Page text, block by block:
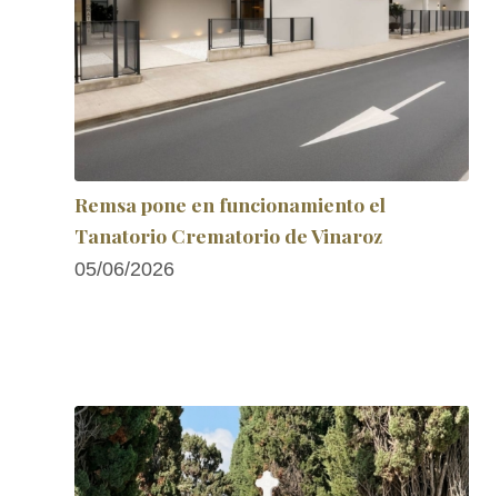
Remsa pone en funcionamiento el
Tanatorio Crematorio de Vinaroz
05/06/2026